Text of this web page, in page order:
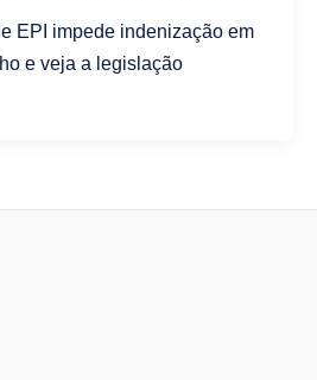
EPI impede indenização em
e veja a legislação